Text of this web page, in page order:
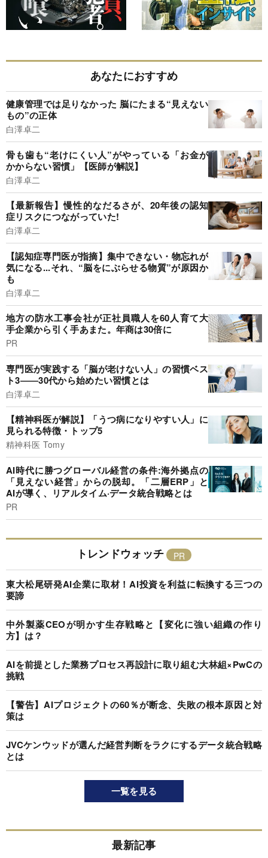
あなたにおすすめ
健康管理では足りなかった 脳にたまる“見えない
もの”の正体
白澤卓二
骨も歯も“老けにくい人”がやっている「お金が
かからない習慣」【医師が解説】
白澤卓二
【最新報告】慢性的なだるさが、20年後の認知
症リスクにつながっていた!
白澤卓二
【認知症専門医が指摘】集中できない・物忘れが
気になる...それ、“脳をにぶらせる物質”が原因か
も
白澤卓二
地方の防水工事会社が正社員職人を60人育て大
手企業から引く手あまた。年商は30倍に
PR
専門医が実践する「脳が老けない人」の習慣ベス
ト3――30代から始めたい習慣とは
白澤卓二
【精神科医が解説】「うつ病になりやすい人」に
見られる特徴・トップ5
精神科医 Tomy
AI時代に勝つグローバル経営の条件:海外拠点の
「見えない経営」からの脱却。「二層ERP」と
AIが導く、リアルタイム·データ統合戦略とは
PR
トレンドウォッチ
東大松尾研発AI企業に取材！AI投資を利益に転換する三つの
要諦
中外製薬CEOが明かす生存戦略と【変化に強い組織の作り
方】は？
AIを前提とした業務プロセス再設計に取り組む大林組×PwCの
挑戦
【警告】AIプロジェクトの60％が断念、失敗の根本原因と対
策は
JVCケンウッドが選んだ経営判断をラクにするデータ統合戦略
とは
一覧を見る
最新記事